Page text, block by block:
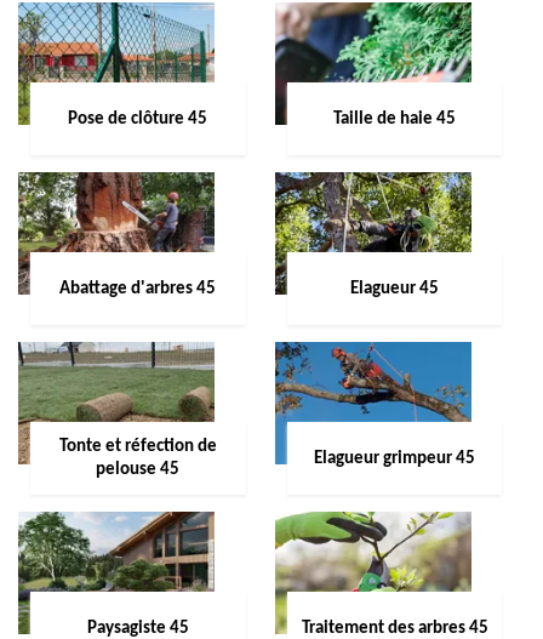
Pose de clôture 45 Taille de haie 45
Abattage d'arbres 45 Elagueur 45
Tonte et réfection de
pelouse 45
Elagueur grimpeur 45
Paysagiste 45 Traitement des arbres 45